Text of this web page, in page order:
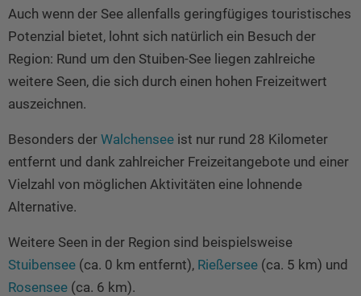
Auch wenn der See allenfalls geringfügiges touristisches
Potenzial bietet, lohnt sich natürlich ein Besuch der
Region: Rund um den Stuiben-See liegen zahlreiche
weitere Seen, die sich durch einen hohen Freizeitwert
auszeichnen.
Besonders der Walchensee ist nur rund 28 Kilometer
entfernt und dank zahlreicher Freizeitangebote und einer
Vielzahl von möglichen Aktivitäten eine lohnende
Alternative.
Weitere Seen in der Region sind beispielsweise
Stuibensee (ca. 0 km entfernt), Rießersee (ca. 5 km) und
Rosensee (ca. 6 km).